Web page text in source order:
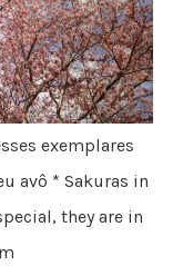
exemplares
avô * Sakuras in
they are in